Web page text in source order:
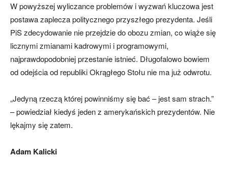
W powyższej wyliczance problemów i wyzwań kluczowa jest
postawa zaplecza politycznego przyszłego prezydenta. Jeśli
PiS zdecydowanie nie przejdzie do obozu zmian, co wiąże się
licznymi zmianami kadrowymi i programowymi,
najprawdopodobniej przestanie istnieć. Długofalowo bowiem
od odejścia od republiki Okrągłego Stołu nie ma już odwrotu.
„Jedyną rzeczą której powinniśmy się bać – jest sam strach.”
– powiedział kiedyś jeden z amerykańskich prezydentów. Nie
lękajmy się zatem.
Adam Kalicki